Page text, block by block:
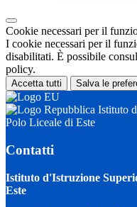
Cookie necessari per il
I cookie necessari per il
disabilitati. È possibile
policy.
Accetta tutti Salva le
Istituto
Polo Liceale di Este
Contatti
Istituto d'Istruzione
Este